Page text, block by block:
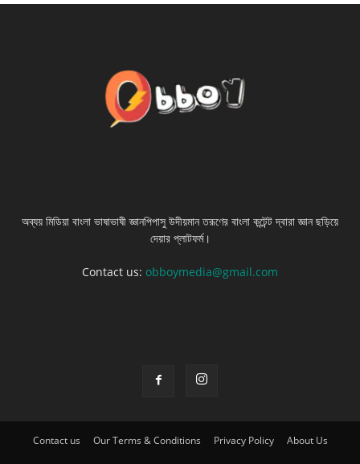
অব্যয় মিডিয়া বাংলা ভাষাভাষী জ্ঞানপিপাসু উদীয়মান তরূণের বাংলা কন্টেন্ট দ্বারা জ্ঞান ছড়িয়ে
দেয়ার প্লাটফর্ম।
Contact us: obboymedia@gmail.com
Contact us Our Terms & Conditions Privacy Policy About Us